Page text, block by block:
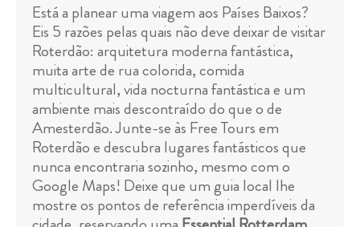
Está a planear uma viagem aos Países Baixos?
Eis 5 razões pelas quais não deve deixar de visitar
Roterdão: arquitetura moderna fantástica,
muita arte de rua colorida, comida
multicultural, vida nocturna fantástica e um
ambiente mais descontraído do que o de
Amesterdão. Junte-se às Free Tours em
Roterdão e descubra lugares fantásticos que
nunca encontraria sozinho, mesmo com o
Google Maps! Deixe que um guia local lhe
mostre os pontos de referência imperdíveis da